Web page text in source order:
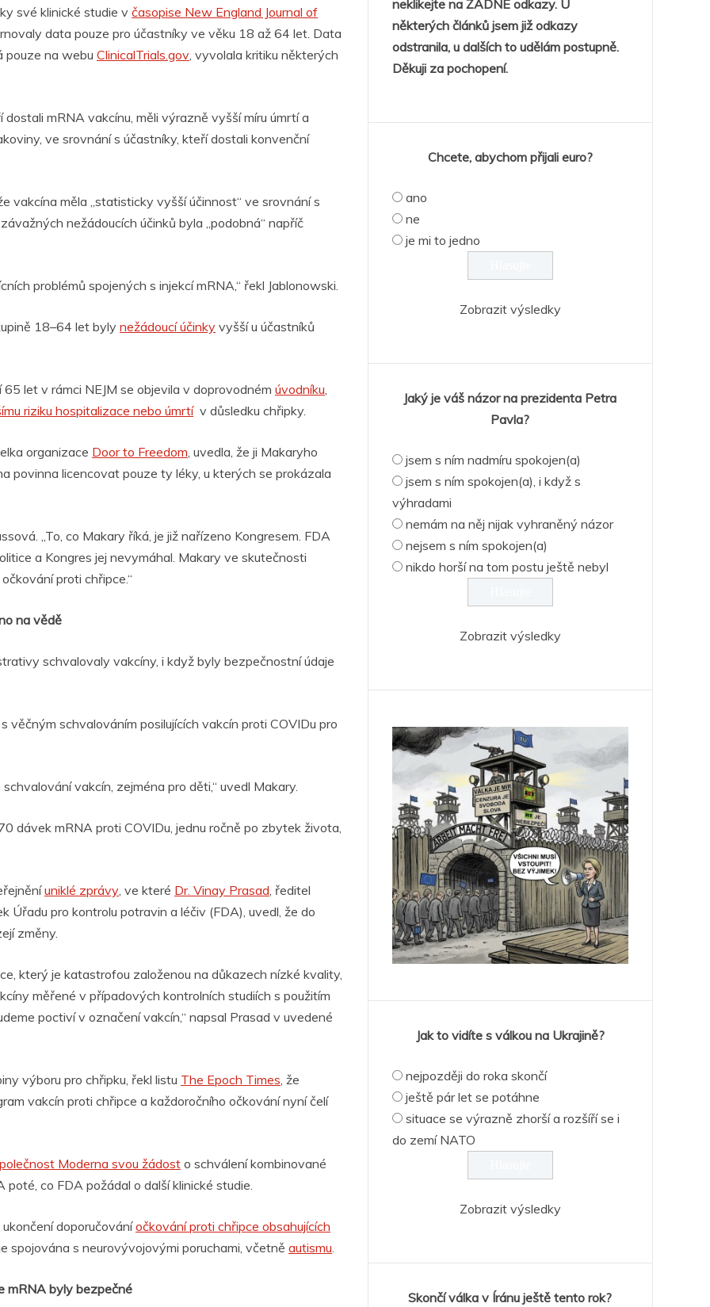
své klinické studie v časopise New England Journal of
data pouze pro účastníky ve věku 18 až 64 let. Data
pouze na webu ClinicalTrials.gov, vyvolala kritiku některých
dostali mRNA vakcínu, měli výrazně vyšší míru úmrtí a
ve srovnání s účastníky, kteří dostali konvenční
vakcína měla „statisticky vyšší účinnost“ ve srovnání s
nežádoucích účinků byla „podobná“ napříč
problémů spojených s injekcí mRNA,“ řekl Jablonowski.
18–64 let byly nežádoucí účinky vyšší u účastníků
let v rámci NEJM se objevila v doprovodném úvodníku,
riziku hospitalizace nebo úmrtív důsledku chřipky.
organizace Door to Freedom, uvedla, že ji Makaryho
povinna licencovat pouze ty léky, u kterých se prokázala
„To, co Makary říká, je již nařízeno Kongresem. FDA
a Kongres jej nevymáhal. Makary ve skutečnosti
proti chřipce.“
na vědě
schvalovaly vakcíny, i když byly bezpečnostní údaje
věčným schvalováním posilujících vakcín proti COVIDu pro
vakcín, zejména pro děti,“ uvedl Makary.
dávek mRNA proti COVIDu, jednu ročně po zbytek života,
uniklé zprávy, ve které Dr. Vinay Prasad, ředitel
Úřadu pro kontrolu potravin a léčiv (FDA), uvedl, že do
změny.
který je katastrofou založenou na důkazech nízké kvality,
měřené v případových kontrolních studiích s použitím
poctiví v označení vakcín,“ napsal Prasad v uvedené
výboru pro chřipku, řekl listu The Epoch Times, že
vakcín proti chřipce a každoročního očkování nyní čelí
Moderna svou žádost o schválení kombinované
co FDA požádal o další klinické studie.
doporučováníočkování proti chřipce obsahujících
spojována s neurovývojovými poruchami, včetně autismu.
mRNA byly bezpečné
neklikejte na ŽÁDNÉ odkazy. U
některých článků jsem již odkazy
odstranila, u dalších to udělám postupně.
Děkuji za pochopení.
Chcete, abychom přijali euro?
ano
ne
je mi to jedno
Zobrazit výsledky
Jaký je váš názor na prezidenta Petra
Pavla?
jsem s ním nadmíru spokojen(a)
jsem s ním spokojen(a), i když s
výhradami
nemám na něj nijak vyhraněný názor
nejsem s ním spokojen(a)
nikdo horší na tom postu ještě nebyl
Zobrazit výsledky
Jak to vidíte s válkou na Ukrajině?
nejpozději do roka skončí
ještě pár let se potáhne
situace se výrazně zhorší a rozšíří se i
do zemí NATO
Zobrazit výsledky
Skončí válka v Íránu ještě tento rok?